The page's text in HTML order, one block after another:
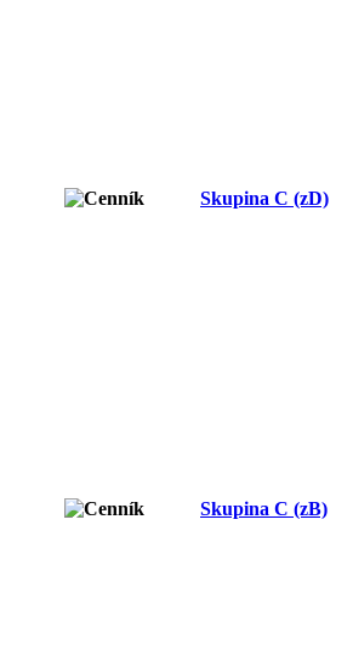
Skupina C (zD)
Skupina C (zB)